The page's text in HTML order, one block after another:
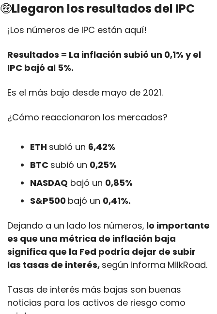
🤑Llegaron los resultados del IPC
¡Los números de IPC están aquí!
Resultados = La inflación subió un 0,1% y el
IPC bajó al 5%.
Es el más bajo desde mayo de 2021.
¿Cómo reaccionaron los mercados?
ETH subió un 6,42%
BTC subió un 0,25%
NASDAQ bajó un 0,85%
S&P500 bajó un 0,41%.
Dejando a un lado los números, lo importante
es que una métrica de inflación baja
significa que la Fed podría dejar de subir
las tasas de interés, según informa MilkRoad.
Tasas de interés más bajas son buenas
noticias para los activos de riesgo como